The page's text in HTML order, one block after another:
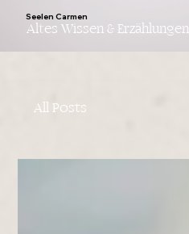
Seelen Carmen
Altes Wissen & Erzählungen
All Posts